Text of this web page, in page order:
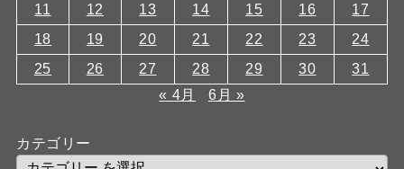
11
12 13 14 15 16
17
18
19 20 21 22 23
24
25
26 27 28 29 30
31
« 4月
6月 »
カテゴリー